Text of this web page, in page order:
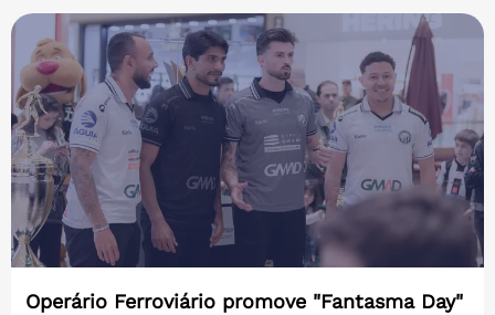
Operário Ferroviário promove "Fantasma Day"